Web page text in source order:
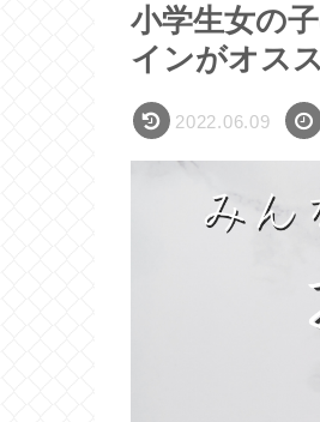
小学生女の
インがオス
2022.06.09